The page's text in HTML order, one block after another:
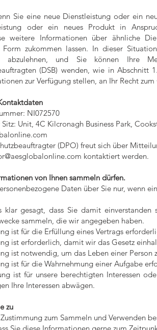
Sie eine neue Dienstleistung oder ein
oder ein neues Produkt in
weitere Informationen über ähnliche
Form zukommen lassen. In dieser
abzulehnen, und Sie können Ihre
(DSB) wenden, wie in
zur Verfügung stellen, an Ihr Recht
NI072570
Unit, 4C Kilcronagh Business Park,
(DPO) freut sich über
kontaktiert werden.
von Ihnen sammeln dürfen.
Daten über Sie nur, wenn
klar gesagt, dass Sie damit
sammeln, die wir angegeben haben.
ist für die Erfüllung eines Vertrags
ist erforderlich, damit wir das Gesetz
ist notwendig, um das Leben einer Person
ist für die Wahrnehmung einer Aufgabe
ist für unsere berechtigten Interessen
Ihre Interessen abwägen.
zu
zum Sammeln und Verwenden